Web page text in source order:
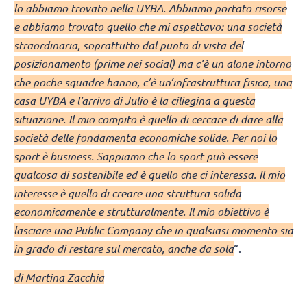
lo abbiamo trovato nella UYBA. Abbiamo portato risorse
e abbiamo trovato quello che mi aspettavo: una società
straordinaria, soprattutto dal punto di vista del
posizionamento (prime nei social) ma c’è un alone intorno
che poche squadre hanno, c’è un’infrastruttura fisica, una
casa UYBA e l’arrivo di Julio è la ciliegina a questa
situazione. Il mio compito è quello di cercare di dare alla
società delle fondamenta economiche solide. Per noi lo
sport è business. Sappiamo che lo sport può essere
qualcosa di sostenibile ed è quello che ci interessa. Il mio
interesse è quello di creare una struttura solida
economicamente e strutturalmente. Il mio obiettivo è
lasciare una Public Company che in qualsiasi momento sia
in grado di restare sul mercato, anche da sola“.
di Martina Zacchia